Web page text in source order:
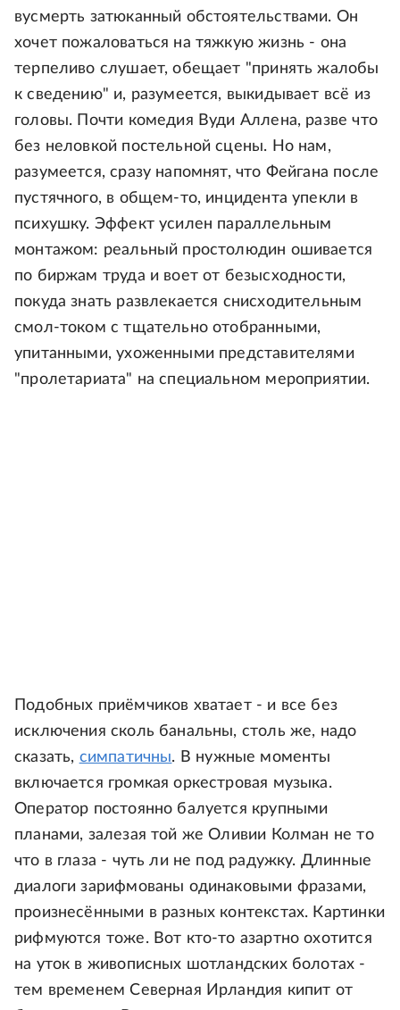
вусмерть затюканный обстоятельствами. Он
хочет пожаловаться на тяжкую жизнь - она
терпеливо слушает, обещает "принять жалобы
к сведению" и, разумеется, выкидывает всё из
головы. Почти комедия Вуди Аллена, разве что
без неловкой постельной сцены. Но нам,
разумеется, сразу напомнят, что Фейгана после
пустячного, в общем-то, инцидента упекли в
психушку. Эффект усилен параллельным
монтажом: реальный простолюдин ошивается
по биржам труда и воет от безысходности,
покуда знать развлекается снисходительным
смол-током с тщательно отобранными,
упитанными, ухоженными представителями
"пролетариата" на специальном мероприятии.
Подобных приёмчиков хватает - и все без
исключения сколь банальны, столь же, надо
сказать, симпатичны. В нужные моменты
включается громкая оркестровая музыка.
Оператор постоянно балуется крупными
планами, залезая той же Оливии Колман не то
что в глаза - чуть ли не под радужку. Длинные
диалоги зарифмованы одинаковыми фразами,
произнесёнными в разных контекстах. Картинки
рифмуются тоже. Вот кто-то азартно охотится
на уток в живописных шотландских болотах -
тем временем Северная Ирландия кипит от